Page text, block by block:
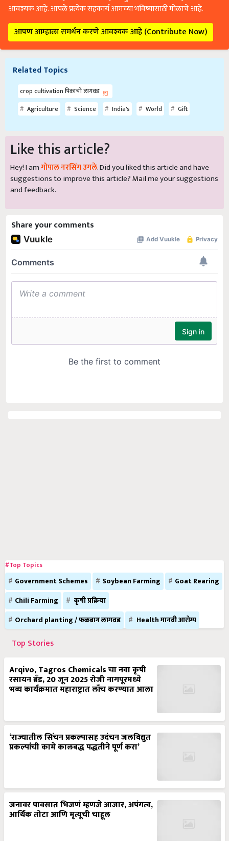
आवश्यक आहे. आपले प्रत्येक सहकार्य आमच्या भविष्यासाठी मोलाचे आहे.
आपण आम्हाला समर्थन करणे आवश्यक आहे (Contribute Now)
Related Topics
crop cultivation पिकाची लागवड
Agriculture
Science India's World Gift
Like this article?
Hey! I amगोपाल नरसिंग उगले. Did you liked this article and have
suggestions to improve this article?Mailme your suggestions
and feedback.
Share your comments
#Top Topics
Government Schemes Soybean Farming
Goat Rearing
Chili Farming
कृषी प्रक्रिया
Orchard planting / फळबाग लागवड
Health मानवी आरोग्य
Top Stories
Arqivo, Tagros Chemicals चा नवा कृषी
रसायन ब्रँड, 20 जून 2025 रोजी नागपूरमध्ये
भव्य कार्यक्रमात महाराष्ट्रात लाँच करण्यात आला
‘राज्यातील सिंचन प्रकल्पासह उदंचन जलविद्युत
प्रकल्पांची कामे कालबद्ध पद्धतीने पूर्ण करा’
जनावर पावसात भिजणं म्हणजे आजार, अपंगत्व,
आर्थिक तोटा आणि मृत्यूची चाहूल